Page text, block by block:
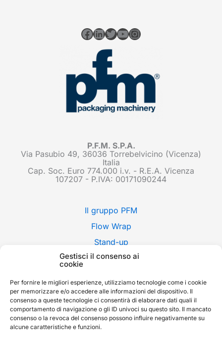
Gestisci il consenso ai
cookie
Per fornire le migliori esperienze, utilizziamo tecnologie come i cookie
per memorizzare e/o accedere alle informazioni del dispositivo. Il
consenso a queste tecnologie ci consentirà di elaborare dati quali il
comportamento di navigazione o gli ID univoci su questo sito. Il mancato
consenso o la revoca del consenso possono influire negativamente su
alcune caratteristiche e funzioni.
Facebook
LinkedIn
Twitter
YouTube
Instagram
P.F.M. S.P.A.
Via Pasubio 49, 36036 Torrebelvicino (Vicenza)
Italia
Cap. Soc. Euro 774.000 i.v. - R.E.A. Vicenza
107207 - P.IVA: 00171090244
Il gruppo PFM
Flow Wrap
Stand-up
Applicazioni
Fiere
News
Contatti